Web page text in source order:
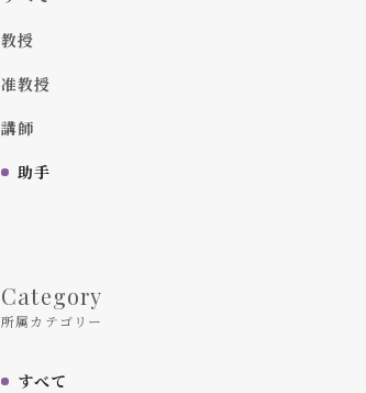
教授
准教授
講師
助手
Category
所属カテゴリー
すべて